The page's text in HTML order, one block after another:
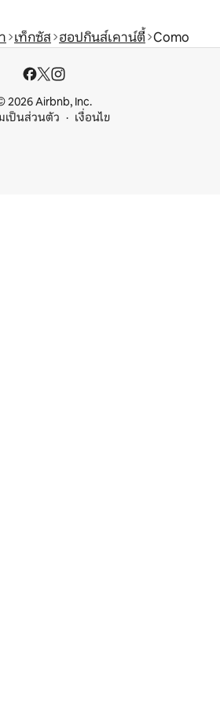
เท็กซัส ฮอปกินส์เคาน์ตี้ Como
2026 Airbnb, Inc.
เป็นส่วนตัว
เงื่อนไข